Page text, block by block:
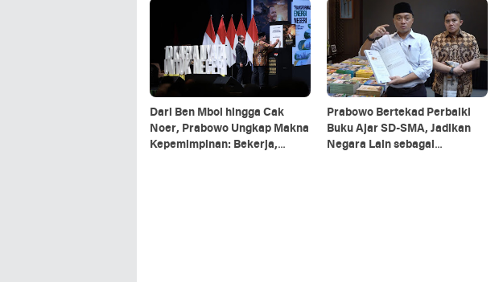
Dari Ben Mboi hingga Cak
Noer, Prabowo Ungkap Makna
Kepemimpinan: Bekerja,
Prabowo Bertekad Perbaiki
Buku Ajar SD-SMA, Jadikan
Negara Lain sebagai